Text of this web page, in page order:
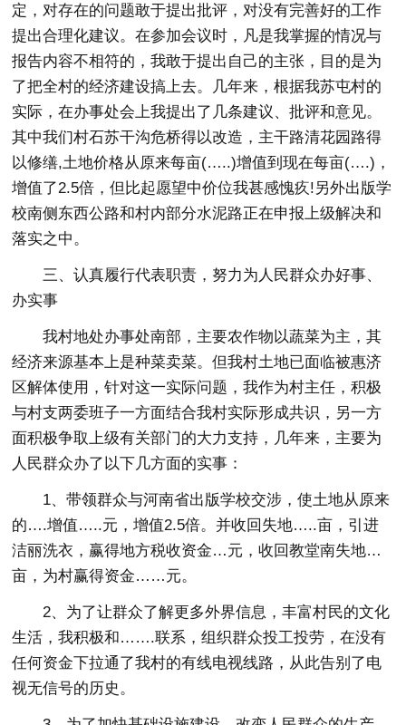
定，对存在的问题敢于提出批评，对没有完善好的工作
提出合理化建议。在参加会议时，凡是我掌握的情况与
报告内容不相符的，我敢于提出自己的主张，目的是为
了把全村的经济建设搞上去。几年来，根据我苏屯村的
实际，在办事处会上我提出了几条建议、批评和意见。
其中我们村石苏干沟危桥得以改造，主干路清花园路得
以修缮,土地价格从原来每亩(…..)增值到现在每亩(….)，
增值了2.5倍，但比起愿望中价位我甚感愧疚!另外出版学
校南侧东西公路和村内部分水泥路正在申报上级解决和
落实之中。
三、认真履行代表职责，努力为人民群众办好事、
办实事
我村地处办事处南部，主要农作物以蔬菜为主，其
经济来源基本上是种菜卖菜。但我村土地已面临被惠济
区解体使用，针对这一实际问题，我作为村主任，积极
与村支两委班子一方面结合我村实际形成共识，另一方
面积极争取上级有关部门的大力支持，几年来，主要为
人民群众办了以下几方面的实事：
1、带领群众与河南省出版学校交涉，使土地从原来
的….增值…..元，增值2.5倍。并收回失地…..亩，引进
洁丽洗衣，赢得地方税收资金…元，收回教堂南失地…
亩，为村赢得资金……元。
2、为了让群众了解更多外界信息，丰富村民的文化
生活，我积极和…….联系，组织群众投工投劳，在没有
任何资金下拉通了我村的有线电视线路，从此告别了电
视无信号的历史。